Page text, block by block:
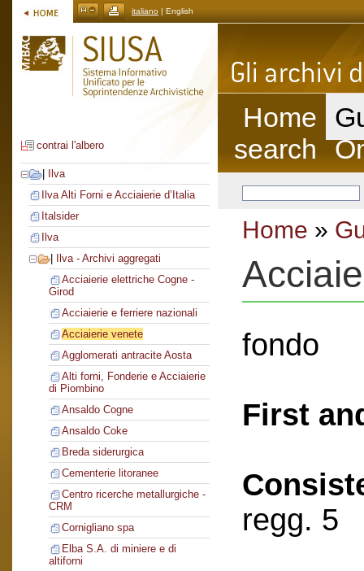
italiano | English
contrai l'albero
Ilva
Ilva Alti Forni e Acciaierie d’Italia
Italsider
Ilva
Ilva - Archivi aggregati
Acciaierie elettriche Cogne -
Girod
Acciaierie e ferriere nazionali
Acciaierie venete
Agglomerati antracite Aosta
Alti forni, Fonderie e Acciaierie
di Piombino
Ansaldo Cogne
Ansaldo Coke
Breda siderurgica
Cementerie litoranee
Centro ricerche metallurgiche -
CRM
Cornigliano spa
Elba S.A. di miniere e di
altiforni
Home
search
Home »
fondo
First
regg. 5